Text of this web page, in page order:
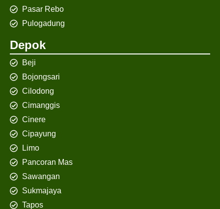
Pasar Rebo
Pulogadung
Depok
Beji
Bojongsari
Cilodong
Cimanggis
Cinere
Cipayung
Limo
Pancoran Mas
Sawangan
Sukmajaya
Tapos